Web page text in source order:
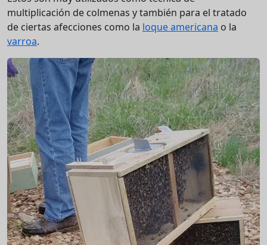
multiplicación de colmenas y también para el tratado
de ciertas afecciones como la loque americana o la
varroa.